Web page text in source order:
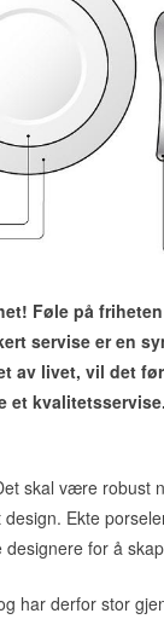
Føle på
servise er en
av livet, vil det
et
skal være robust
Ekte
for å
har derfor stor